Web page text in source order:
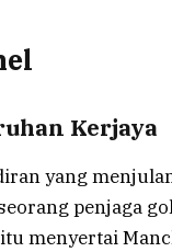
Kerjaya
yang
penjaga
menyertai